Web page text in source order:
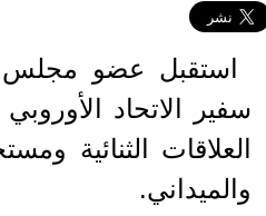
استقبل عضو مجلس
سفير الاتحاد
العلاقات الثنائية
والميداني.